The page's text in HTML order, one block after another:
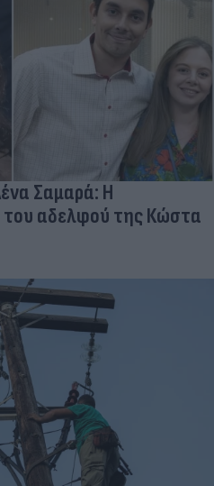
Σαμαρά: Η
αδελφού της Κώστα